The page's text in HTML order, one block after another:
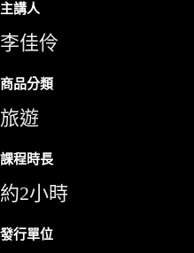
主講人
李佳伶
商品分類
旅遊
課程時長
約2小時
發行單位